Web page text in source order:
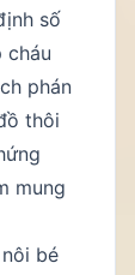
số
cháu
phán
thôi
mung
bé